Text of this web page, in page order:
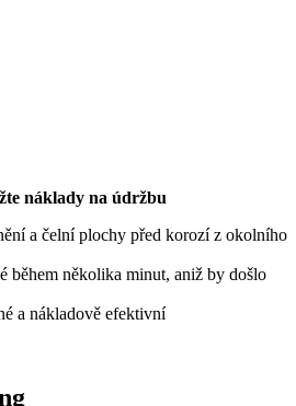
náklady na údržbu
a čelní plochy před korozí z okolního
během několika minut, aniž by došlo
a nákladově efektivní